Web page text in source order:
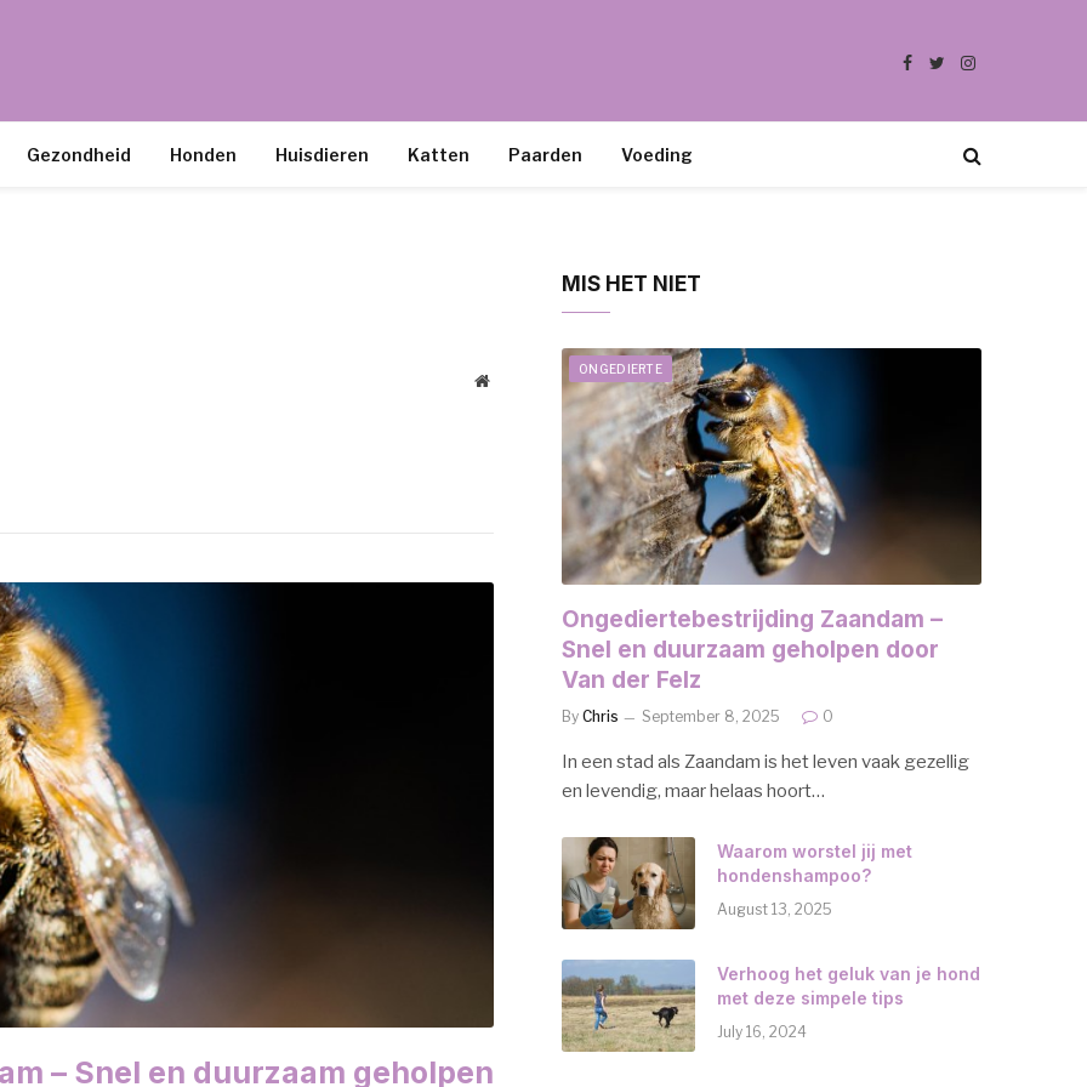
Facebook
TwitterInstagram
Gezondheid Honden Huisdieren Katten Paarden Voeding
Website
– Snel en duurzaam geholpen
MIS HET NIET
ONGEDIERTE
Ongediertebestrijding Zaandam –
Snel en duurzaam geholpen door
Van der Felz
By Chris September 8, 2025 0
In een stad als Zaandam is het leven vaak gezellig
en levendig, maar helaas hoort…
Waarom worstel jij met
hondenshampoo?
August 13, 2025
Verhoog het geluk van je hond
met deze simpele tips
July 16, 2024